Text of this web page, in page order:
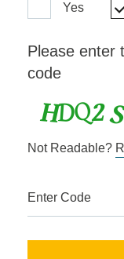
Yes
Please enter
code
Not Readable?
Enter Code